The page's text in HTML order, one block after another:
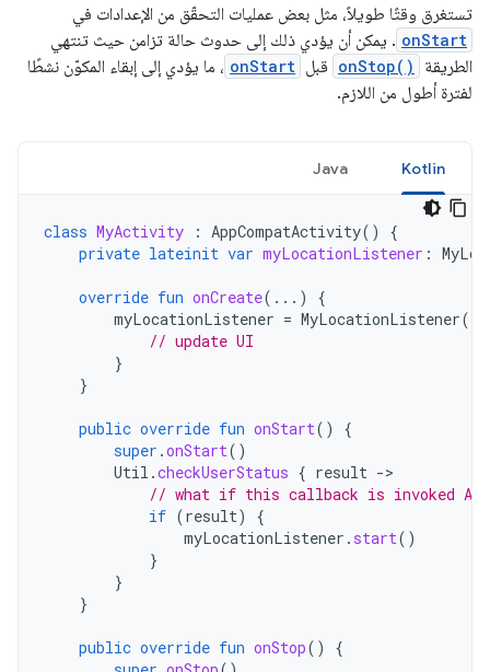
تستغرق وقتًا طويلاً، مثل بعض عمليات التحقّق من الإعدادات في
onStart . يمكن أن يؤدي ذلك إلى حدوث حالة تزامن حيث تنتهي
الطريقة
onStop() قبل onStart ، ما يؤدي إلى إبقاء المكوّن نشطًا
لفترة أطول من اللازم.
Kotlin
Java
class MyActivity : AppCompatActivity()
{
private lateinit var myLocationListener :
override fun onCreate(...)
{
myLocationListener = MyLocationListener(
// update UI
}
}
public override fun onStart()
{
super .onStart()
Util .checkUserStatus { result -
// what if this callback is invoked
if (result)
{
myLocationListener . start()
}
}
}
public override fun onStop()
{